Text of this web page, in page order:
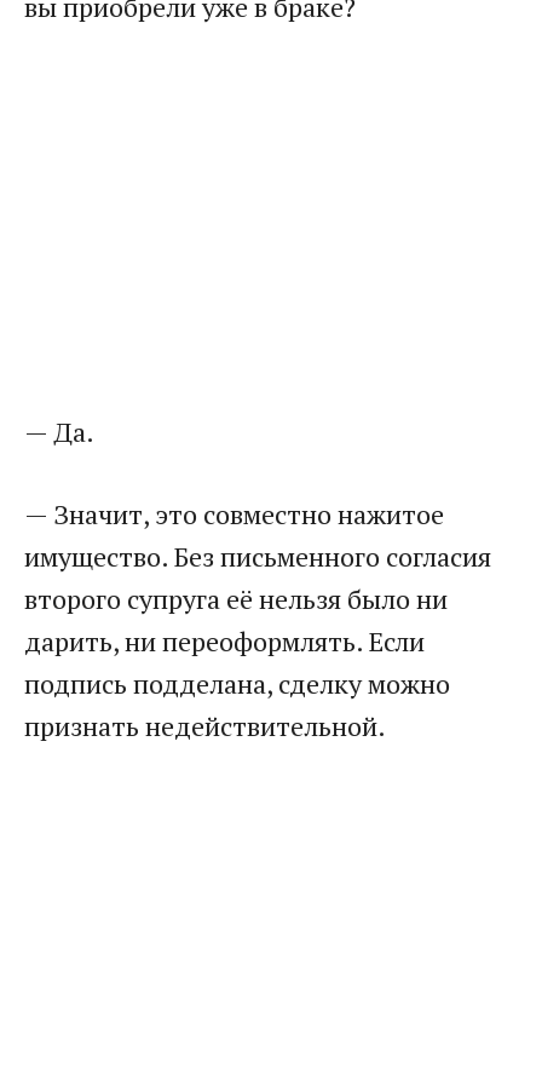
— Да.
— Значит, это совместно нажитое
имущество. Без письменного согласия
второго супруга её нельзя было ни
дарить, ни переоформлять. Если
подпись подделана, сделку можно
признать недействительной.